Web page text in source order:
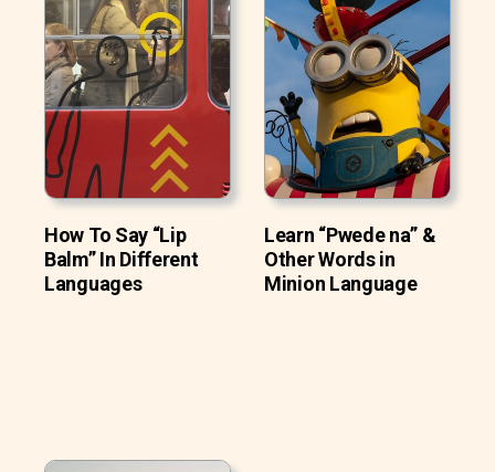
How To Say “Lip
Balm” In Different
Languages
Learn “Pwede na” &
Other Words in
Minion Language